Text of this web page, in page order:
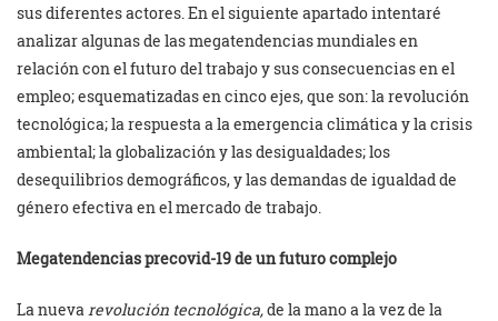
sus diferentes actores. En el siguiente apartado intentaré
analizar algunas de las megatendencias mundiales en
relación con el futuro del trabajo y sus consecuencias en el
empleo; esquematizadas en cinco ejes, que son: la revolución
tecnológica; la respuesta a la emergencia climática y la crisis
ambiental; la globalización y las desigualdades; los
desequilibrios demográficos, y las demandas de igualdad de
género efectiva en el mercado de trabajo.
Megatendencias precovid-19 de un futuro complejo
La nueva revolución tecnológica,de la mano a la vez de la